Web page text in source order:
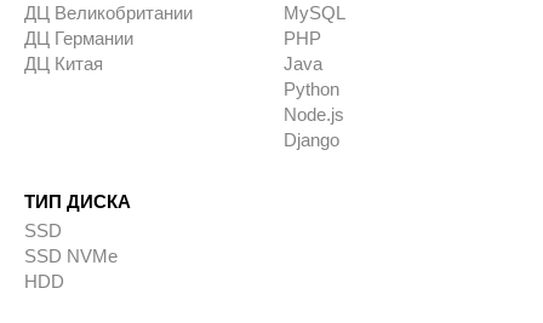
ДЦ Великобритании
ДЦ Германии
ДЦ Китая
MySQL
PHP
Java
Python
Node.js
Django
ТИП ДИСКА
SSD
SSD NVMe
HDD